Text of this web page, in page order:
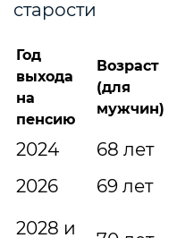
старости
Год
выхода
на
пенсию
Возраст
(для
мужчин)
2024 68 лет
2026 69 лет
2028 и